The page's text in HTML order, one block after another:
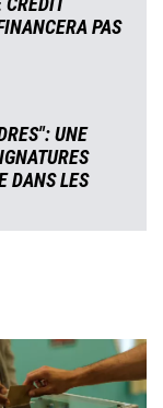
PAS
UNE
DANS LES